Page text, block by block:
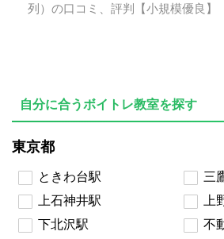
列）の口コミ、評判【小規模優良】
自分に合うボイトレ教室を探す
東京都
ときわ台駅
三
上石神井駅
上
下北沢駅
不